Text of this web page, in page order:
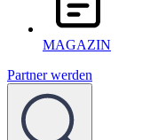
MAGAZIN
Partner werden